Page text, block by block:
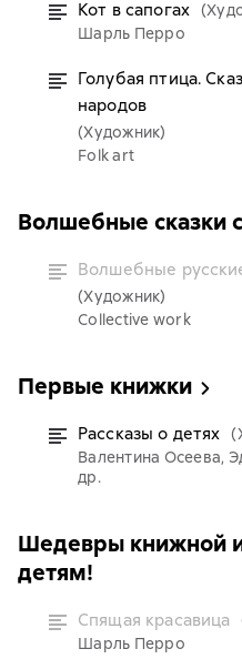
Кот в сапогах
Шарль Перро
Голубая птица.
народов
(Художник)
Folk art
Волшебные сказки
Волшебные
(Художник)
Collective work
Первые книжки
Рассказы о детях
Валентина Осеева,
др.
Шедевры книжной
детям!
Спящая красавица
Шарль Перро